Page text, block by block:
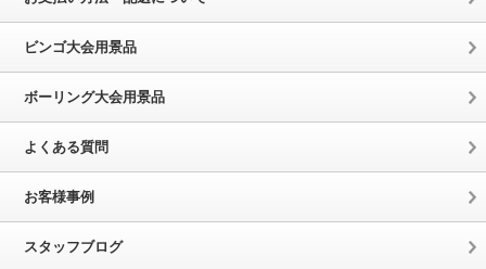
ビンゴ大会用景品
ボーリング大会用景品
よくある質問
お客様事例
スタッフブログ